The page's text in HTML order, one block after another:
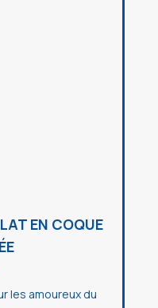
EN COQUE
les amoureux du